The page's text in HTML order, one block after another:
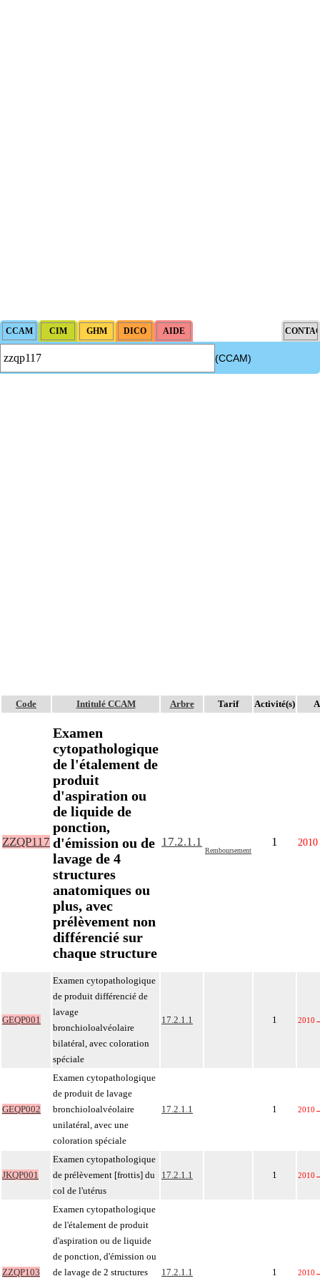
(CCAM)
Code Intitulé CCAM Arbre Tarif Activité(s)
ZZQP117
Examen
cytopathologique
de l'étalement de
produit
d'aspiration ou
de liquide de
ponction,
d'émission ou de
lavage de 4
structures
anatomiques ou
plus, avec
prélèvement non
différencié sur
chaque structure
17.2.1.1
Remboursement
1 2010
GEQP001
Examen cytopathologique
de produit différencié de
lavage
bronchioloalvéolaire
bilatéral, avec coloration
spéciale
17.2.1.1 1 2010
GEQP002
Examen cytopathologique
de produit de lavage
bronchioloalvéolaire
unilatéral, avec une
coloration spéciale
17.2.1.1 1 2010
JKQP001
Examen cytopathologique
de prélèvement [frottis] du
col de l'utérus
17.2.1.1 1 2010
ZZQP103
Examen cytopathologique
de l'étalement de produit
d'aspiration ou de liquide
de ponction, d'émission ou
de lavage de 2 structures
17.2.1.1 1 2010